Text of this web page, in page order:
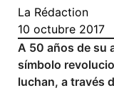
La Rédaction
10 octubre 2017
A 50 años de su
símbolo
luchan, a través